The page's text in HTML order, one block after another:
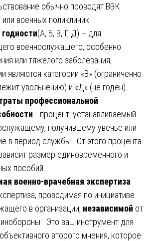
обычно проводят ВВК
или военных поликлиник.
(А, Б, В, Г, Д) – для
военнослужащего, особенно
или тяжелого заболевания,
являются категории «В» (ограниченно
увольнению) и «Д» (не годен).
профессиональной
– процент, устанавливаемый
получившему увечье или
в период службы. От этого процента
размер единовременного и
пособий.
военно-врачебная экспертиза
проводимая по инициативе
в организации, независимой от
Это ваш инструмент для
второго мнения, которое